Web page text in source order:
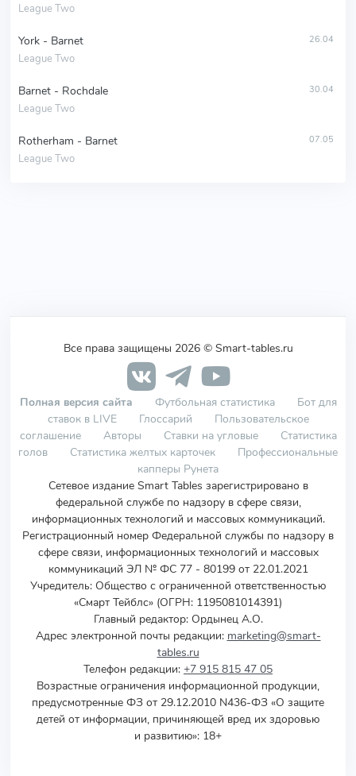
League Two
York - Barnet
League Two
26.04
Barnet - Rochdale
League Two
30.04
Rotherham - Barnet
League Two
07.05
Все права защищены 2026 © Smart-tables.ru
Полная версия сайта Футбольная статистика
Бот для
ставок в LIVE
Глоссарий
Пользовательское
соглашение
Авторы Ставки на угловые
Статистика
голов
Статистика желтых карточек
Профессиональные
капперы Рунета
Сетевое издание Smart Tables зарегистрировано в
федеральной службе по надзору в сфере связи,
информационных технологий и массовых коммуникаций.
Регистрационный номер Федеральной службы по надзору в
сфере связи, информационных технологий и массовых
коммуникаций ЭЛ № ФС 77 - 80199 от 22.01.2021
Учредитель: Общество с ограниченной ответственностью
«Смарт Тейблс» (ОГРН: 1195081014391)
Главный редактор: Ордынец А.О.
Адрес электронной почты редакции: marketing@smart-
tables.ru
Телефон редакции: +7 915 815 47 05
Возрастные ограничения информационной продукции,
предусмотренные ФЗ от 29.12.2010 N436-ФЗ «О защите
детей от информации, причиняющей вред их здоровью
и развитию»: 18+